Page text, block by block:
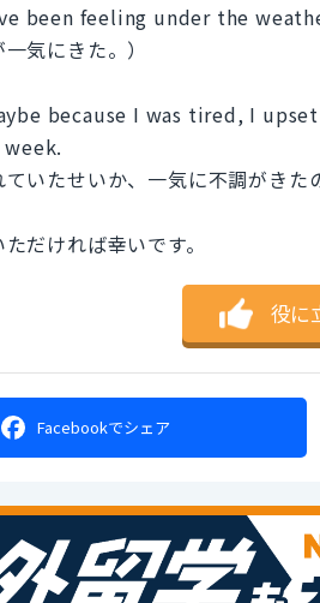
been feeling under the
気にきた。）
because I was tired, I
ていたせいか、一気に不調がきた
だければ幸いです。
役に
Facebookでシェア